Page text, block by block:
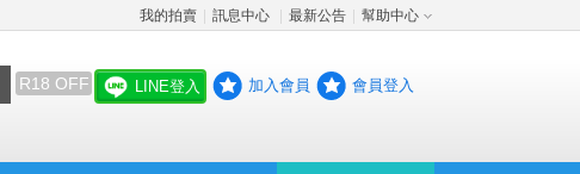
我的拍賣 訊息中心 最新公告 幫助中心
R18 OFF LINE登入 加入會員 會員登入